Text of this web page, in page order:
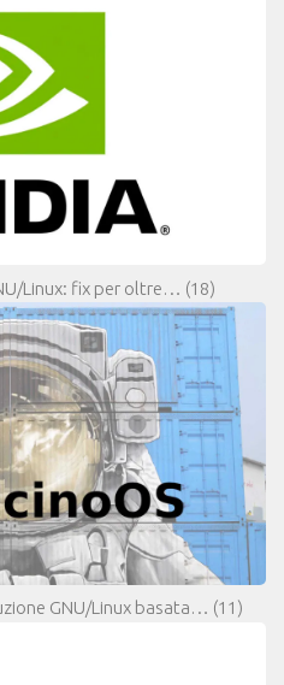
Linux: fix per oltre… (18)
GNU/Linux basata… (11)